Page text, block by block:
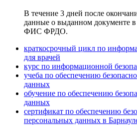
В течение 3 дней после
данные о выданном документе
ФИС ФРДО.
краткосрочный цикл по
для врачей
курс по информационной
учеба по обеспечению
данных
обучение по обеспечению
данных
сертификат по обеспечению
персональных данных в